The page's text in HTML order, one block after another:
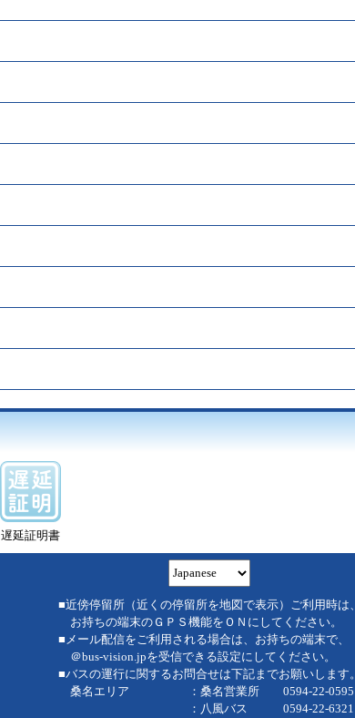
遅延証明書
■近傍停留所（近くの停留所を地図で表示）ご利用時は、
お持ちの端末のＧＰＳ機能をＯＮにしてください。
■メール配信をご利用される場合は、お持ちの端末で、
＠bus-vision.jpを受信できる設定にしてください。
■バスの運行に関するお問合せは下記までお願いします。
桑名エリア ：桑名営業所 0594-22-0595
：八風バス 0594-22-6321